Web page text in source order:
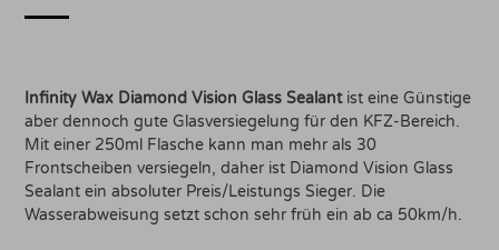
Infinity Wax Diamond Vision Glass Sealantist eine Günstige
aber dennoch gute Glasversiegelung für den KFZ-Bereich.
Mit einer 250ml Flasche kann man mehr als 30
Frontscheiben versiegeln, daher ist Diamond Vision Glass
Sealant ein absoluter Preis/Leistungs Sieger. Die
Wasserabweisung setzt schon sehr früh ein ab ca 50km/h.